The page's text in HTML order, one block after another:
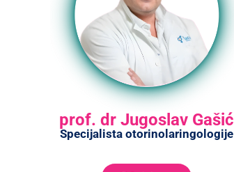
prof. dr Jugoslav Gašić
Specijalista otorinolaringologije